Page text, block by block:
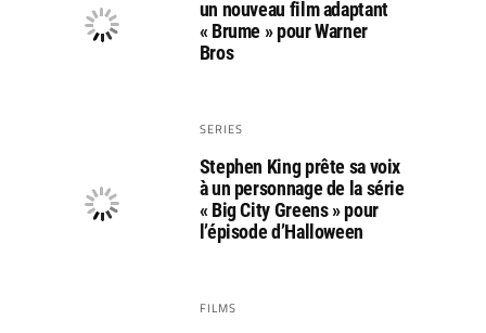
un nouveau film adaptant
« Brume » pour Warner
Bros
SERIES
Stephen King prête sa voix
à un personnage de la série
« Big City Greens » pour
l’épisode d’Halloween
FILMS